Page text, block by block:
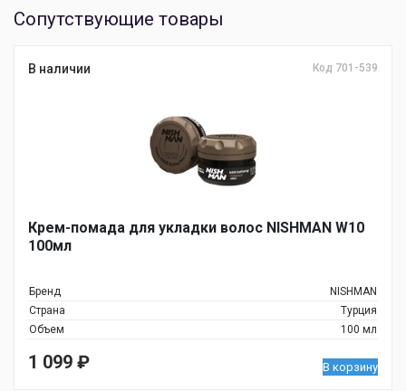
Сопутствующие товары
В наличии Код 701-539
Крем-помада для укладки волос NISHMAN W10
100мл
Бренд
NISHMAN
Страна
Турция
Объем
100 мл
1 099 ₽ В корзину